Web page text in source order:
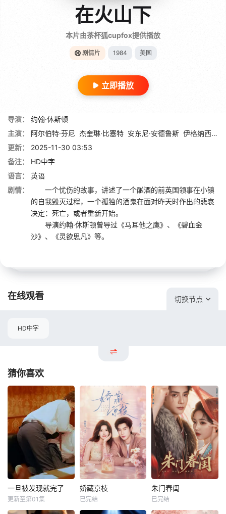
在火山下
本片由茶杯狐cupfox提供播放
剧情片 1984 美国
立即播放
导演：
约翰·休斯顿
主演：
阿尔伯特·芬尼 杰奎琳·比塞特 安东尼·安德鲁斯 伊格纳西奥·洛佩斯·塔尔索
更新：
2025-11-30 03:53
备注：
HD中字
语言：
英语
剧情：
一个忧伤的故事，讲述了一个酗酒的前英国领事在小镇
的自我毁灭过程，一个孤独的酒鬼在面对昨天时作出的悲哀
决定：死亡，或者重新开始。
导演约翰·休斯顿曾导过《马耳他之鹰》、《碧血金
沙》、《灵欲思凡》等。
在线观看 切换节点
HD中字
猜你喜欢
一旦被发现就完了
更新至第01集
娇藏京枝
已完结
朱门春闺
已完结